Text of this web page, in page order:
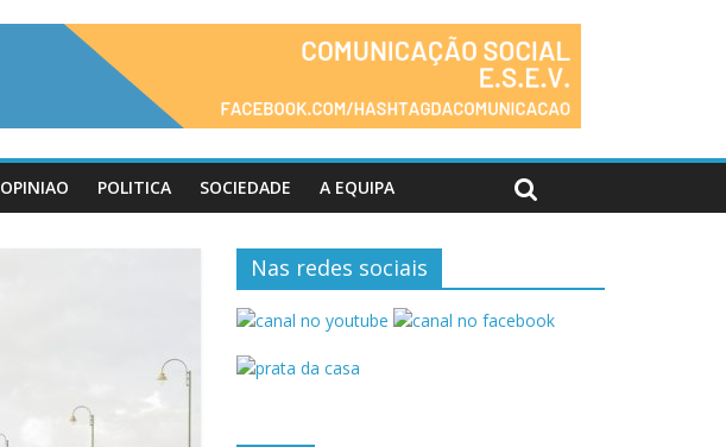
OPINIAO POLITICA SOCIEDADE A EQUIPA
Nas redes sociais